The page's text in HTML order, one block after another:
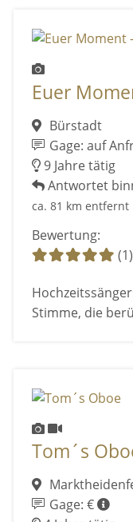
Euer
Bürstadt
Gage: auf
9 Jahre tätig
Antwortet
ca. 81 km entfernt
Bewertung:
(1)
Stimme, die
Tom´s
Gage: €